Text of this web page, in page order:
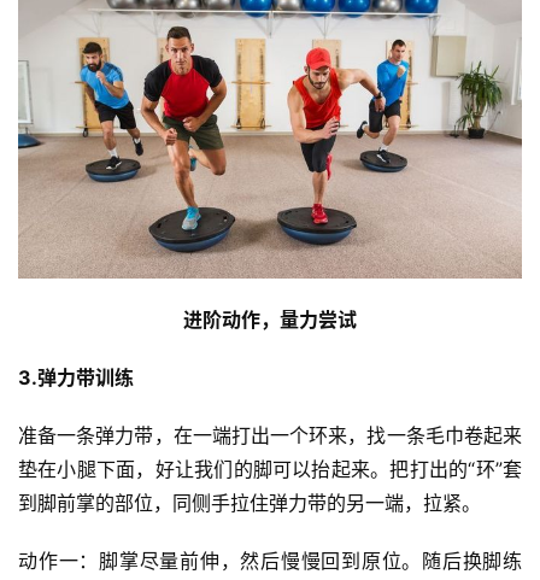
进阶动作，量力尝试
3.弹力带训练
准备一条弹力带，在一端打出一个环来，找一条毛巾卷起来
垫在小腿下面，好让我们的脚可以抬起来。把打出的“环”套
到脚前掌的部位，同侧手拉住弹力带的另一端，拉紧。
动作一：脚掌尽量前伸，然后慢慢回到原位。随后换脚练